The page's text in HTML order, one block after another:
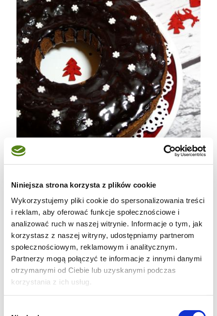
Niniejsza strona korzysta z plików cookie
Wykorzystujemy pliki cookie do spersonalizowania treści
i reklam, aby oferować funkcje społecznościowe i
analizować ruch w naszej witrynie. Informacje o tym, jak
korzystasz z naszej witryny, udostępniamy partnerom
społecznościowym, reklamowym i analitycznym.
Partnerzy mogą połączyć te informacje z innymi danymi
otrzymanymi od Ciebie lub uzyskanymi podczas
korzystania z ich usług.